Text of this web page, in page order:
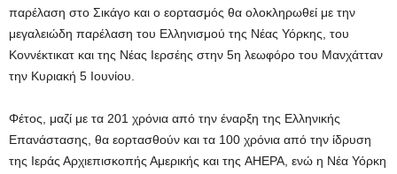
παρέλαση στο Σικάγο και ο εορτασμός θα ολοκληρωθεί με την
μεγαλειώδη παρέλαση του Ελληνισμού της Νέας Υόρκης, του
Κοννέκτικατ και της Νέας Ιερσέης στην 5η λεωφόρο του Μανχάτταν
την Κυριακή 5 Ιουνίου.
Φέτος, μαζί με τα 201 χρόνια από την έναρξη της Ελληνικής
Επανάστασης, θα εορτασθούν και τα 100 χρόνια από την ίδρυση
της Ιεράς Αρχιεπισκοπής Αμερικής και της AHEPA, ενώ η Νέα Υόρκη